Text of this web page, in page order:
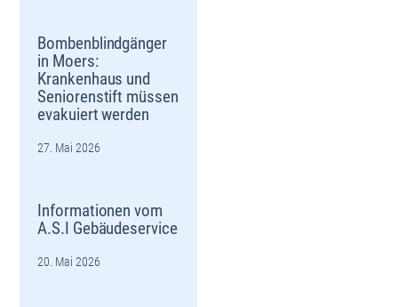
Bombenblindgänger
in Moers:
Krankenhaus und
Seniorenstift müssen
evakuiert werden
27. Mai 2026
Informationen vom
A.S.I Gebäudeservice
20. Mai 2026